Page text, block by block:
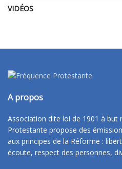
VIDÉOS
A propos
Association dite loi de 1901 à but
Protestante propose des
aux principes de la Réforme :
écoute, respect des personnes,